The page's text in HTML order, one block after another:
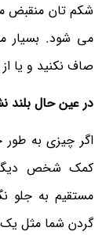
شکم تان منقبض
می شود. بسیار
صاف نکنید و یا
در عین حال بلند
اگر چیزی به طور
کمک شخص
مستقیم به جلو
گردن شما مثل